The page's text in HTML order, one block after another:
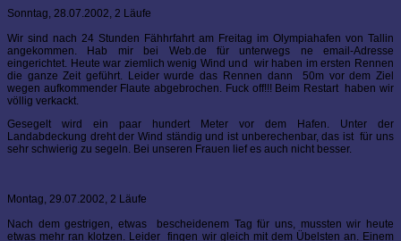
Sonntag, 28.07.2002, 2 Läufe
Wir sind nach 24 Stunden Fähhrfahrt am Freitag im Olympiahafen von Tallin
angekommen. Hab mir bei Web.de für unterwegs ne email-Adresse
eingerichtet. Heute war ziemlich wenig Wind und wir haben im ersten Rennen
die ganze Zeit geführt. Leider wurde das Rennen dann 50m vor dem Ziel
wegen aufkommender Flaute abgebrochen. Fuck off!!! Beim Restart haben wir
völlig verkackt.
Gesegelt wird ein paar hundert Meter vor dem Hafen. Unter der
Landabdeckung dreht der Wind ständig und ist unberechenbar, das ist für uns
sehr schwierig zu segeln. Bei unseren Frauen lief es auch nicht besser.
Montag, 29.07.2002, 2 Läufe
Nach dem gestrigen, etwas bescheidenem Tag für uns, mussten wir heute
etwas mehr ran klotzen. Leider fingen wir gleich mit dem Übelsten an. Einem